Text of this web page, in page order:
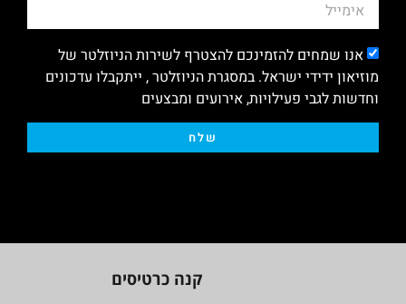
אנו שמחים להזמינכם להצטרף לשירות הניוזלטר של
מוזיאון ידידי ישראל. במסגרת הניוזלטר , ייתקבלו עדכונים
וחדשות לגבי פעילויות, אירועים ומבצעים
שלח
קנה כרטיסים